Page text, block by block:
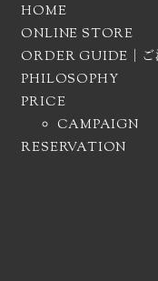
HOME
ONLINE STORE
ORDER GUIDE｜ご
PHILOSOPHY
PRICE
CAMPAIGN
RESERVATION